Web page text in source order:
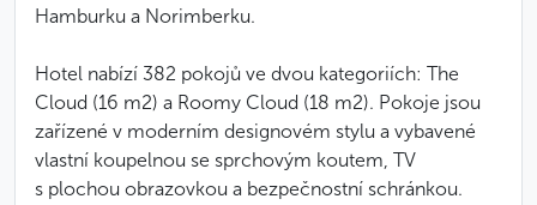
Hamburku a Norimberku.
Hotel nabízí 382 pokojů ve dvou kategoriích: The
Cloud (16 m2) a Roomy Cloud (18 m2). Pokoje jsou
zařízené v moderním designovém stylu a vybavené
vlastní koupelnou se sprchovým koutem, TV
s plochou obrazovkou a bezpečnostní schránkou.